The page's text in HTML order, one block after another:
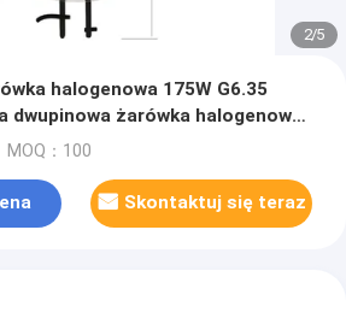
2/5
halogenowa 175W G6.35
dwupinowa żarówka halogenowa
MOQ：100
Skontaktuj się teraz